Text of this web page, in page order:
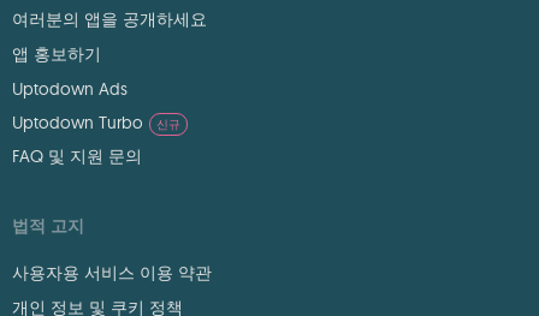
여러분의 앱을 공개하세요
앱 홍보하기
Uptodown Ads
Uptodown Turbo
신규
FAQ 및 지원 문의
법적 고지
사용자용 서비스 이용 약관
개인 정보 및 쿠키 정책